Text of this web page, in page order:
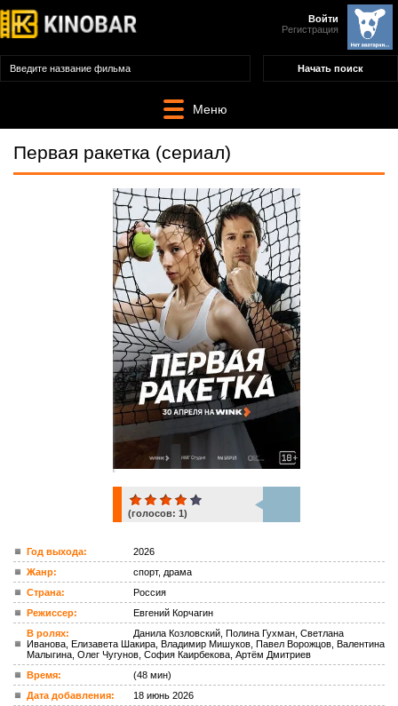
Войти
Регистрация
Меню
Первая ракетка (сериал)
ком.
(голосов: 1)
Год выхода:
2026
Жанр:
спорт, драма
Страна:
Россия
Режиссер:
Евгений Корчагин
В ролях:
Данила Козловский, Полина Гухман, Светлана
Иванова, Елизавета Шакира, Владимир Мишуков, Павел Ворожцов, Валентина
Малыгина, Олег Чугунов, София Каирбекова, Артём Дмитриев
Время:
(48 мин)
Дата добавления:
18 июнь 2026